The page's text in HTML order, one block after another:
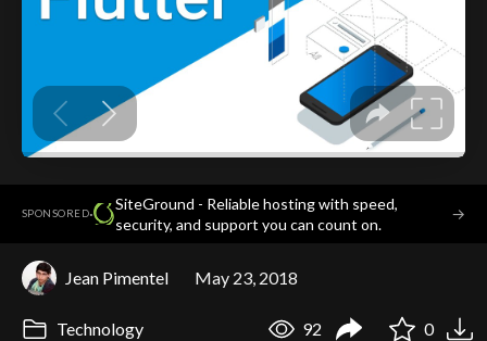
SPONSORED·
SiteGround - Reliable hosting with speed,
security, and support you can count on.
→
Jean Pimentel May 23, 2018
Technology 92 0